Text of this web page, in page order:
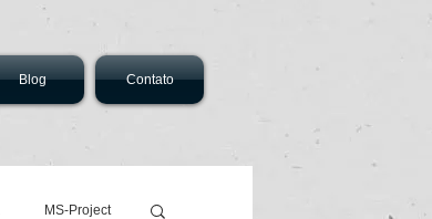
Blog Contato
MS-Project